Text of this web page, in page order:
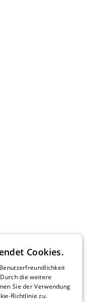
Cookies.
die weitere
Sie der Verwendung
Richtlinie zu.